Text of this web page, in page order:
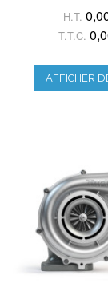
H.T.
T.T.C.
AFFICHER